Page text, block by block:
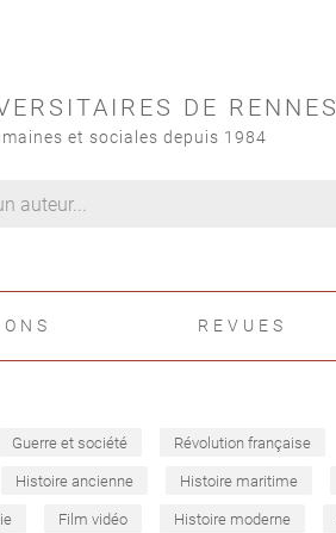
DE RENNES
et sociales depuis 1984
REVUES
Guerre et société Révolution française
Histoire ancienne Histoire maritime
Film vidéo Histoire moderne